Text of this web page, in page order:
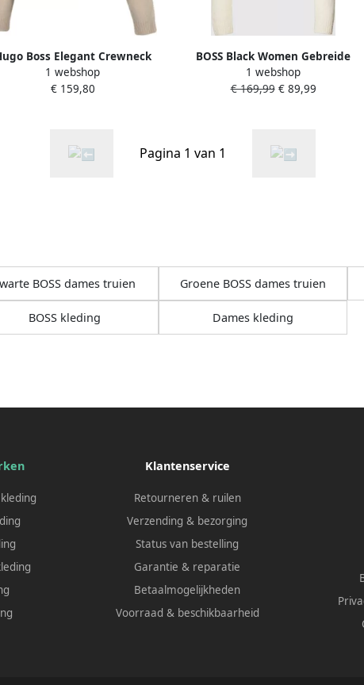
Boss Elegant Crewneck
Sweater Febisan Ivory White
Dames
1 webshop
€ 159,80
BOSS Black Women Gebreide
pullover met ronde hals model
'Febisan'
1 webshop
€ 169,99€ 89,99
Pagina 1 van 1
BOSS dames truien Groene BOSS dames truien
BOSS kleding Dames kleding
Klantenservice
Retourneren & ruilen
Verzending & bezorging
Status van bestelling
Garantie & reparatie
Betaalmogelijkheden
Voorraad & beschikbaarheid